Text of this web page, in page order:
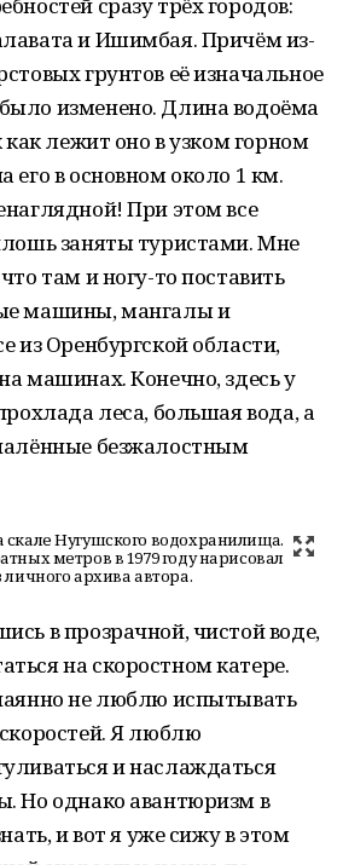
и Ишимбая. Причём из-
грунтов её изначальное
изменено. Длина водоёма
как лежит оно в узком горном
его в основном около 1 км.
При этом все
заняты туристами. Мне
там и ногу-то поставить
машины, мангалы и
из Оренбургской области,
машинах. Конечно, здесь у
леса, большая вода, а
безжалостным
Нугушского водохранилища.
метров в 1979 году нарисовал
архива автора.
в прозрачной, чистой воде,
на скоростном катере.
не люблю испытывать
Я люблю
и наслаждаться
Но однако авантюризм в
и вот я уже сижу в этом